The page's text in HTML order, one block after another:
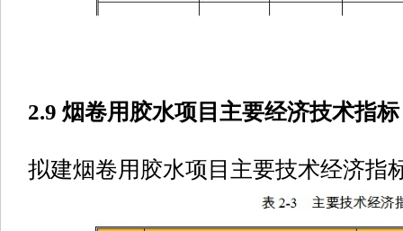
2.9 烟卷用胶水项目主要经济技术指标
拟建烟卷用胶水项目主要技术经济指